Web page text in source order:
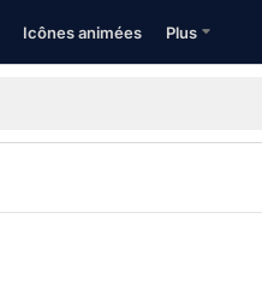
Icônes animées Plus